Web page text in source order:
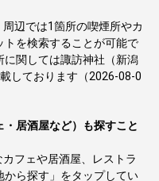
辺では1箇所の喫煙所やカ
トを検索することが可能で
関しては諏訪神社（新潟
しております（2026-08-0
居酒屋など）も探すこと
フェや居酒屋、レストラ
から探す」をタップしてい